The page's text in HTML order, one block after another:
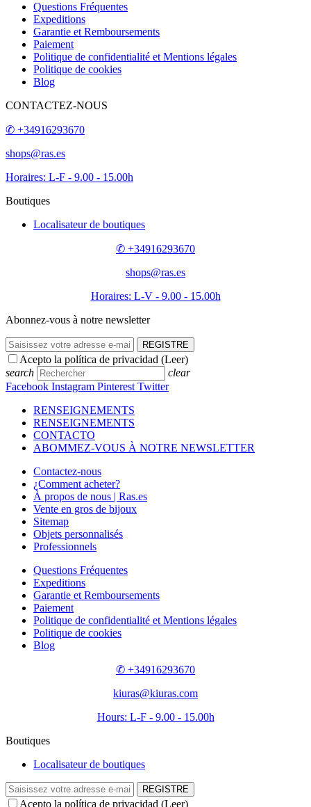
Questions Fréquentes
Expeditions
Garantie et Remboursements
Paiement
Politique de confidentialité et Mentions légales
Politique de cookies
Blog
CONTACTEZ-NOUS
✆ +34916293670
shops@ras.es
Horaires: L-F - 9.00 - 15.00h
Boutiques
Localisateur de boutiques
✆ +34916293670
shops@ras.es
Horaires: L-V - 9.00 - 15.00h
Abonnez-vous à notre newsletter
REGISTRE
Acepto la política de privacidad (Leer)
search
clear
Facebook Instagram Pinterest Twitter
RENSEIGNEMENTS
RENSEIGNEMENTS
CONTACTO
ABOMMEZ-VOUS À NOTRE NEWSLETTER
Contactez-nous
¿Comment acheter?
À propos de nous | Ras.es
Vente en gros de bijoux
Sitemap
Objets personnalisés
Professionnels
Questions Fréquentes
Expeditions
Garantie et Remboursements
Paiement
Politique de confidentialité et Mentions légales
Politique de cookies
Blog
✆ +34916293670
kiuras@kiuras.com
Hours: L-F - 9.00 - 15.00h
Boutiques
Localisateur de boutiques
REGISTRE
Acepto la política de privacidad (Leer)